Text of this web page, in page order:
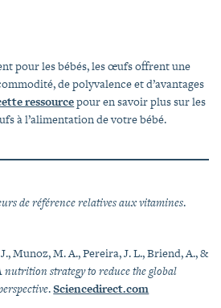
pour les bébés, les œufs offrent une
de polyvalence et d’avantages
ressourcepour en savoir plus sur les
à l’alimentation de votre bébé.
de référence relatives aux vitamines.
Munoz, M. A., Pereira, J. L., Briend, A., &
nutrition strategy to reduce the global
.Sciencedirect.com